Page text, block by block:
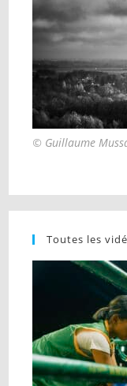
© Guillaume
Toutes les